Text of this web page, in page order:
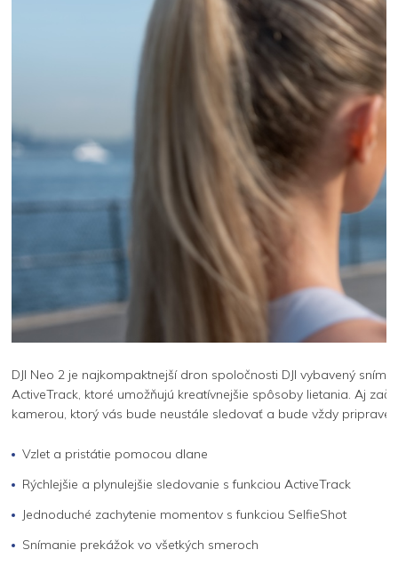
DJI Neo 2 je najkompaktnejší dron spoločnosti DJI vybavený
ActiveTrack, ktoré umožňujú kreatívnejšie spôsoby lietania. Aj
kamerou, ktorý vás bude neustále sledovať a bude vždy
Vzlet a pristátie pomocou dlane
Rýchlejšie a plynulejšie sledovanie s funkciou ActiveTrack
Jednoduché zachytenie momentov s funkciou SelfieShot
Snímanie prekážok vo všetkých smeroch